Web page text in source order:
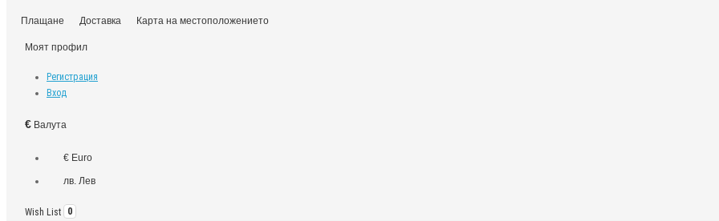
Плащане Доставка Карта на местоположението
Моят профил
Регистрация
Вход
€ Валута
€ Euro
лв. Лев
Wish List 0